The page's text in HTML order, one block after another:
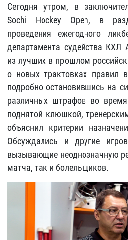
Сегодня утром, в
Sochi Hockey Open, в
проведения ежегодного
департамента судейства КХЛ
из лучших в прошлом
о новых трактовках правил
подробно остановившись на
различных штрафов во
поднятой клюшкой,
объяснил критерии
Обсуждались и другие
вызывающие неоднозначную
матча, так и болельщиков.